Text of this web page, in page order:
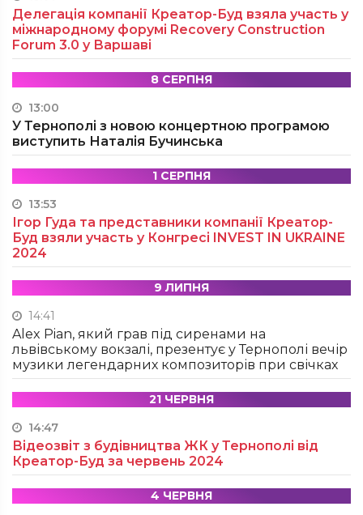
Делегація компанії Креатор-Буд взяла участь у
міжнародному форумі Recovery Construction
Forum 3.0 у Варшаві
8 СЕРПНЯ
13:00
У Тернополі з новою концертною програмою
виступить Наталія Бучинська
1 СЕРПНЯ
13:53
Ігор Гуда та представники компанії Креатор-
Буд взяли участь у Конгресі INVEST IN UKRAINE
2024
9 ЛИПНЯ
14:41
Alex Pian, який грав під сиренами на
львівському вокзалі, презентує у Тернополі вечір
музики легендарних композиторів при свічках
21 ЧЕРВНЯ
14:47
Відеозвіт з будівництва ЖК у Тернополі від
Креатор-Буд за червень 2024
4 ЧЕРВНЯ